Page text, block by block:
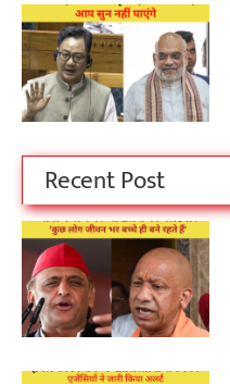
Recent Post